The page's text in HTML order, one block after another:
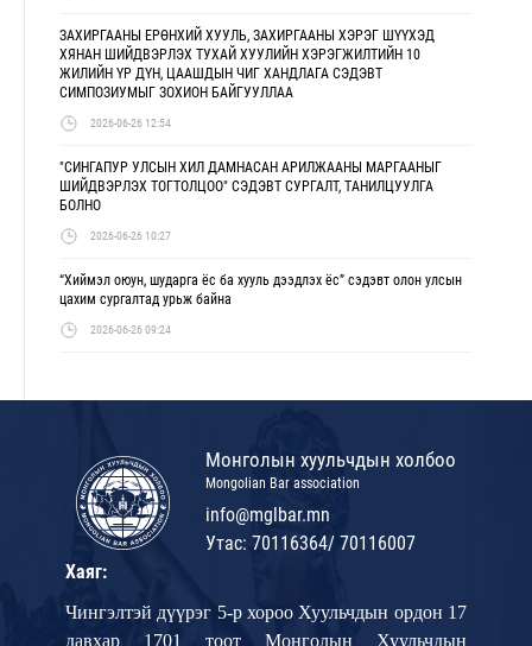
ЗАХИРГААНЫ ЕРӨНХИЙ ХУУЛЬ, ЗАХИРГААНЫ ХЭРЭГ ШҮҮХЭД
ХЯНАН ШИЙДВЭРЛЭХ ТУХАЙ ХУУЛИЙН ХЭРЭГЖИЛТИЙН 10
ЖИЛИЙН ҮР ДҮН, ЦААШДЫН ЧИГ ХАНДЛАГА СЭДЭВТ
СИМПОЗИУМЫГ ЗОХИОН БАЙГУУЛЛАА
2026-06-26 12:54
"СИНГАПУР УЛСЫН ХИЛ ДАМНАСАН АРИЛЖААНЫ МАРГААНЫГ
ШИЙДВЭРЛЭХ ТОГТОЛЦОО" СЭДЭВТ СУРГАЛТ, ТАНИЛЦУУЛГА
БОЛНО
2026-06-26 10:27
“Хиймэл оюун, шударга ёс ба хууль дээдлэх ёс” сэдэвт олон улсын
цахим сургалтад урьж байна
2026-06-26 09:24
Монголын хуульчдын холбоо
Mongolian Bar association
info@mglbar.mn
Утас: 70116364/ 70116007
Хаяг:
Чингэлтэй дүүрэг 5-р хороо Хуульчдын ордон 17
давхар 1701 тоот Монголын Хуульчдын